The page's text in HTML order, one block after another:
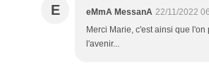
E eMmA MessanA 22/11/2022
Merci Marie, c'est ainsi que l'on
l'avenir...